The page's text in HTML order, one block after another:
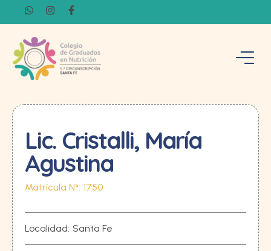
Lic. Cristalli, María
Agustina
Matrícula N°: 1750
Localidad: Santa Fe